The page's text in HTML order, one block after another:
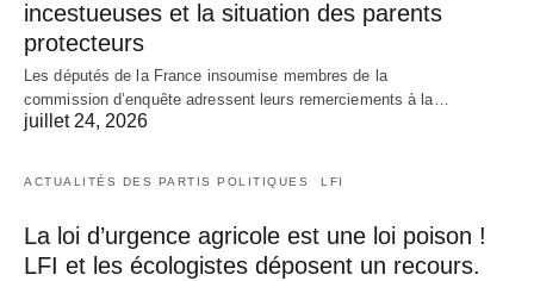
incestueuses et la situation des parents
protecteurs
Les députés de la France insoumise membres de la
commission d’enquête adressent leurs remerciements à la…
juillet 24, 2026
ACTUALITÉS DES PARTIS POLITIQUES LFI
La loi d’urgence agricole est une loi poison !
LFI et les écologistes déposent un recours.